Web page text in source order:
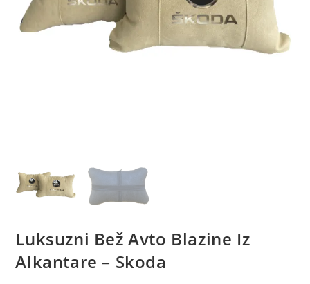
Luksuzni Bež Avto Blazine Iz
Alkantare – Skoda